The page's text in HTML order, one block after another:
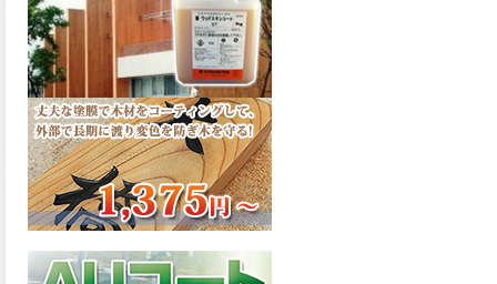
ス機能を追加しバージョンア
ップ、UAV-78700 クリヤーラ
ッカー・ハイフラットが新し
く販売開始致しました。ご購
入はこちらから。
2026.03.03
木の素材感はそのまま活か
し、汚れや日焼け・黄ばみを
防ぐことができる、白木肌2が
新しく販売開始致しました。
2026.03.03